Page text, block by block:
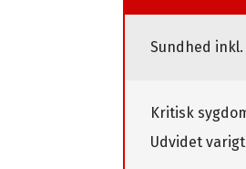
Sundhed
Kritisk
Udvidet